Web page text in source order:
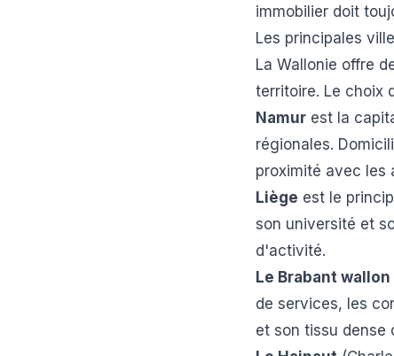
immobilier doit
Les principales
La Wallonie offre
territoire. Le choix
Namur est la
régionales.
proximité avec les
Liège est le
son université et
d'activité.
Le Brabant wallon
de services, les
et son tissu dense